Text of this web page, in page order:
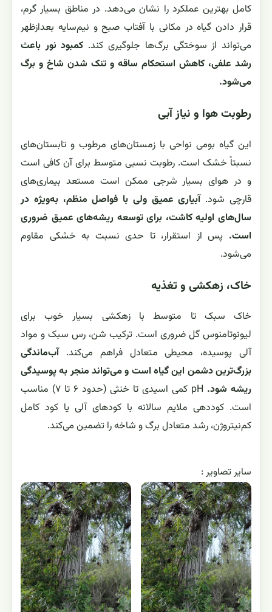
کامل بهترین عملکرد را نشان می‌دهد. در مناطق بسیار گرم،
قرار دادن گیاه در مکانی با آفتاب صبح و نیم‌سایه بعدازظهر
می‌تواند از سوختگی برگ‌ها جلوگیری کند. کمبود نور باعث
رشد علفی، کاهش استحکام ساقه و تنک شدن شاخ و برگ
می‌شود.
رطوبت هوا و نیاز آبی
این گیاه بومی نواحی با زمستان‌های مرطوب و تابستان‌های
نسبتاً خشک است. رطوبت نسبی متوسط برای آن کافی است
و در هوای بسیار شرجی ممکن است مستعد بیماری‌های
قارچی شود.آبیاری عمیق ولی با فواصل منظم، به‌ویژه در
سال‌های اولیه کاشت، برای توسعه ریشه‌های عمیق ضروری
است. پس از استقرار، تا حدی نسبت به خشکی مقاوم
می‌شود.
خاک، زهکشی و تغذیه
خاک سبک تا متوسط با زهکشی بسیار خوب برای
لیونوتامنوس گل ضروری است. ترکیب شن، رس سبک و مواد
آلی پوسیده، محیطی متعادل فراهم می‌کند.آب‌ماندگی
بزرگ‌ترین دشمن این گیاه است و می‌تواند منجر به پوسیدگی
ریشه شود.
pH کمی اسیدی تا خنثی (حدود ۶ تا ۷) مناسب
است. کوددهی ملایم سالانه با کودهای آلی یا کود کامل
کم‌نیتروژن، رشد متعادل برگ و شاخه را تضمین می‌کند.
ساير تصاوير :